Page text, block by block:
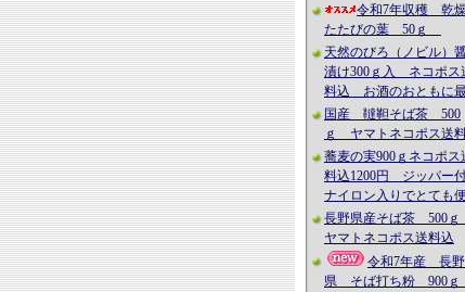
令和7年収穫 乾
たたびの葉 50ｇ
天然のびろ（ノビル）
漬け300ｇ入 ネコポス
料込 お酒のおともに
国産 韃靼そば茶 500
ｇ ヤマトネコポス送
蕎麦の実900ｇネコポス
料込1200円 ジッパー
ナイロン入りでとても
長野県産そば茶 500ｇ
ヤマトネコポス送料込
令和7年産 長野
県 そば打ち粉 900ｇ